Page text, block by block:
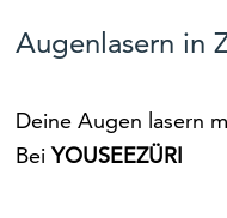
Augenlasern in
Deine Augen lasern
BeiYOUSEEZÜRI